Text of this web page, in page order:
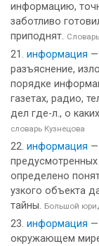
информацию,
заботливо
приподнят.
информация
разъяснение,
порядке
газетах, радио,
дел где-л., о
словарь Кузнецова
информация —
определено
узкого объекта
тайны. Большой
информация
окружающем